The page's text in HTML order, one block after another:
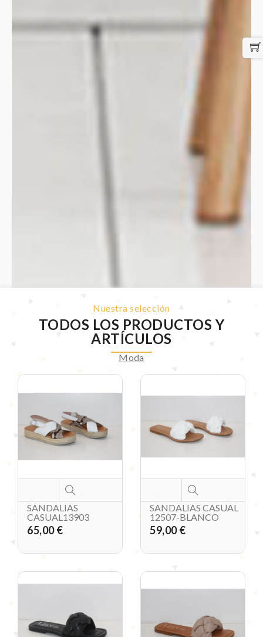
Nuestra selección
TODOS LOS PRODUCTOS Y
ARTÍCULOS
Moda
SANDALIAS
CASUAL13903
65,00 €
SANDALIAS CASUAL
12507-BLANCO
59,00 €